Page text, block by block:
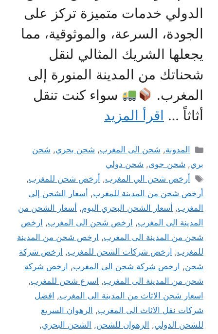
الدولي خدمات متميزة تركز على
الجودة، السرعة، والموثوقية، مما
يجعلها الشريك المثالي لنقل
شحناتك من المدينة المنورة إلى
المغرب.
سواء كنت تنقل
أثاثاً … اقرأ المزيد
التصنيفات
المدونة, شحن الى المغرب, شحن بحري, شحن
بري, شحن جوى, شحن دولي
الوسوم
أرخص شحن الي المغرب, أرخص شحن للمغرب,
أرخص شحن من المدينة للمغرب, أسعار الشحن إلى
المغرب, أسعار الشحن البحري اليوم, أسعار الشحن من
المدينة الى المغرب, ارخص شحن الى المغرب, ارخص
شحن من المدينة الى المغرب, ارخص شحن من المدينة
للمغرب, ارخص شركات الشحن للمغرب, ارخص شركة
شحن, ارخص شركة شحن الى المغرب, ارخص شركة
شحن من المدينة الى المغرب, اسرع شحن للمغرب,
اسعار شحن الاثاث من المدينة الى المغرب, افضل
شركات نقل الاثاث الى المغرب, الرهوان السريع
للشحن الدولي, الرهوان للشحن, الشحن البحري,